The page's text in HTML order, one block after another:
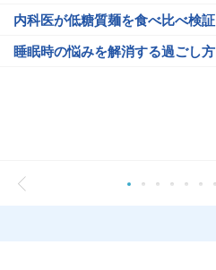
内科医が低糖質麺を食べ比べ検証
睡眠時の悩みを解消する過ごし方